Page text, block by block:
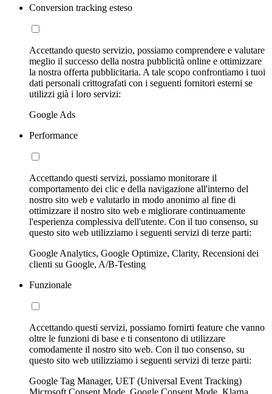
Conversion tracking esteso
Accettando questo servizio, possiamo comprendere e valutare
meglio il successo della nostra pubblicità online e ottimizzare
la nostra offerta pubblicitaria. A tale scopo confrontiamo i tuoi
dati personali crittografati con i seguenti fornitori esterni se
utilizzi già i loro servizi:
Google Ads
Performance
Accettando questi servizi, possiamo monitorare il
comportamento dei clic e della navigazione all'interno del
nostro sito web e valutarlo in modo anonimo al fine di
ottimizzare il nostro sito web e migliorare continuamente
l'esperienza complessiva dell'utente. Con il tuo consenso, su
questo sito web utilizziamo i seguenti servizi di terze parti:
Google Analytics, Google Optimize, Clarity, Recensioni dei
clienti su Google, A/B-Testing
Funzionale
Accettando questi servizi, possiamo fornirti feature che vanno
oltre le funzioni di base e ti consentono di utilizzare
comodamente il nostro sito web. Con il tuo consenso, su
questo sito web utilizziamo i seguenti servizi di terze parti:
Google Tag Manager, UET (Universal Event Tracking)